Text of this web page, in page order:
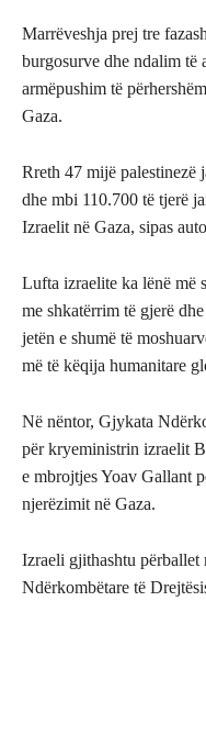
Marrëveshja prej tre
burgosurve dhe ndalim të
armëpushim të
Gaza.
Rreth 47 mijë palestinezë
dhe mbi 110.700 të tjerë
Izraelit në Gaza, sipas
Lufta izraelite ka lënë më
me shkatërrim të gjerë
jetën e shumë të
më të këqija humanitare
Në nëntor, Gjykata
për kryeministrin izraelit
e mbrojtjes Yoav Gallant
njerëzimit në Gaza.
Izraeli gjithashtu
Ndërkombëtare të